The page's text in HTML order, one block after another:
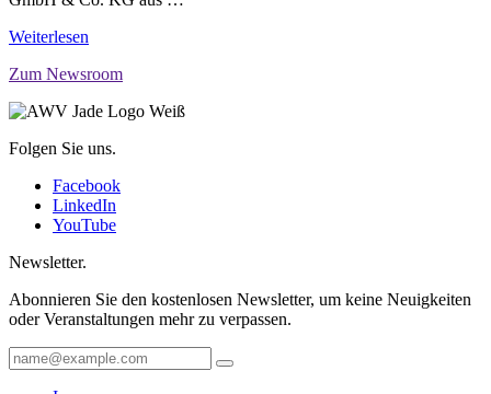
Weiterlesen
Zum Newsroom
Folgen Sie uns.
Facebook
LinkedIn
YouTube
Newsletter.
Abonnieren Sie den kostenlosen Newsletter, um keine Neuigkeiten
oder Veranstaltungen mehr zu verpassen.